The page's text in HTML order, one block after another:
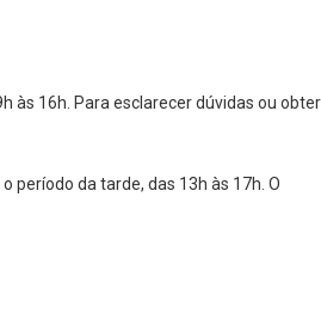
às 16h. Para esclarecer dúvidas ou obter
período da tarde, das 13h às 17h. O